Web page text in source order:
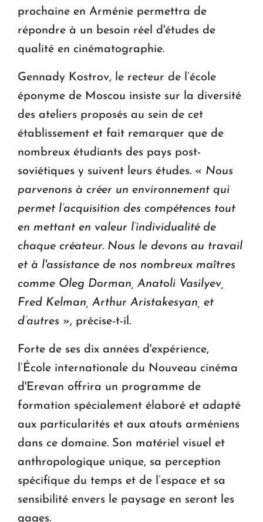
prochaine en Arménie permettra de
répondre à un besoin réel d'études de
qualité en cinématographie.
Gennady Kostrov, le recteur de l’école
éponyme de Moscou insiste sur la diversité
des ateliers proposés au sein de cet
établissement et fait remarquer que de
nombreux étudiants des pays post-
soviétiques y suivent leurs études. « Nous
parvenons à créer un environnement qui
permet l’acquisition des compétences tout
en mettant en valeur l’individualité de
chaque créateur. Nous le devons au travail
et à l'assistance de nos nombreux maîtres
comme Oleg Dorman, Anatoli Vasilyev,
Fred Kelman, Arthur Aristakesyan, et
d’autres », précise-t-il.
Forte de ses dix années d'expérience,
l’École internationale du Nouveau cinéma
d'Erevan offrira un programme de
formation spécialement élaboré et adapté
aux particularités et aux atouts arméniens
dans ce domaine. Son matériel visuel et
anthropologique unique, sa perception
spécifique du temps et de l’espace et sa
sensibilité envers le paysage en seront les
gages.